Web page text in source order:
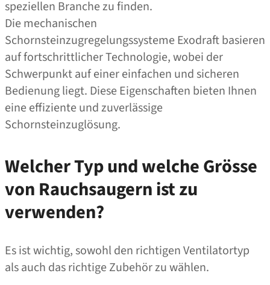
speziellen Branche zu finden.
Die mechanischen
Schornsteinzugregelungssysteme Exodraft basieren
auf fortschrittlicher Technologie, wobei der
Schwerpunkt auf einer einfachen und sicheren
Bedienung liegt. Diese Eigenschaften bieten Ihnen
eine effiziente und zuverlässige
Schornsteinzuglösung.
Welcher Typ und welche Grösse
von Rauchsaugern ist zu
verwenden?
Es ist wichtig, sowohl den richtigen Ventilatortyp
als auch das richtige Zubehör zu wählen.